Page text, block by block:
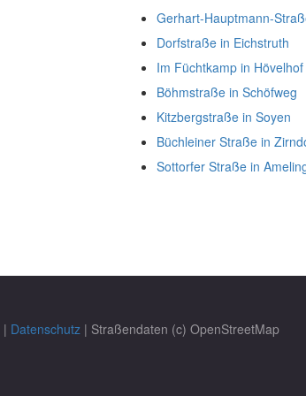
Gerhart-Hauptmann-
Dorfstraße in Eichstruth
Im Füchtkamp in Hövelhof
Böhmstraße in Schöfweg
Kitzbergstraße in Soyen
Büchleiner Straße in
Sottorfer Straße in
| Datenschutz| Straßendaten (c) OpenStreetMap